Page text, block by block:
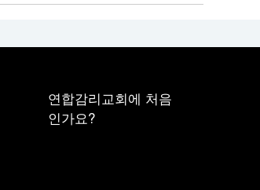
연합감리교회에 처음
인가요?